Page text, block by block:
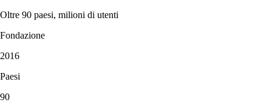
Oltre 90 paesi, milioni di utenti
Fondazione
2016
Paesi
90